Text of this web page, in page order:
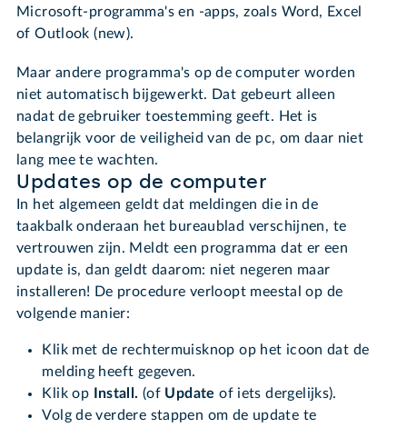
Microsoft-programma's en -apps, zoals Word, Excel
of Outlook (new).
Maar andere programma's op de computer worden
niet automatisch bijgewerkt. Dat gebeurt alleen
nadat de gebruiker toestemming geeft. Het is
belangrijk voor de veiligheid van de pc, om daar niet
lang mee te wachten.
Updates op de computer
In het algemeen geldt dat meldingen die in de
taakbalk onderaan het bureaublad verschijnen, te
vertrouwen zijn. Meldt een programma dat er een
update is, dan geldt daarom: niet negeren maar
installeren! De procedure verloopt meestal op de
volgende manier:
Klik met de rechtermuisknop op het icoon dat de
melding heeft gegeven.
Klik op
Install. (of Update of iets dergelijks).
Volg de verdere stappen om de update te